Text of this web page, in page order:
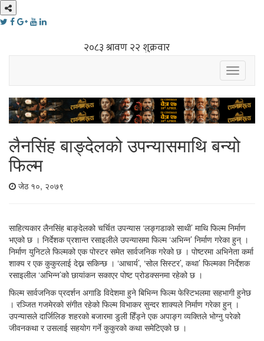
Toggle
लैनसिंह बाङ्देलको उपन्यासमाथि बन्यो
फिल्म
जेठ १०, २०७९
साहित्यकार लैनसिंह बाङ्देलको चर्चित उपन्यास ‘लङ्गडाको साथी’ माथि फिल्म निर्माण
भएको छ । निर्देशक प्रशान्त रसाइलीले उपन्यासमा फिल्म ‘अभिन्न’ निर्माण गरेका हुन् ।
निर्माण युनिटले फिल्मको एक पोस्टर समेत सार्वजनिक गरेको छ । पोष्टरमा अभिनेता कर्मा
शाक्य र एक कुकुरलाई देख्न सकिन्छ । ‘आचार्य’, ‘सोल सिस्टर’, कथा’ फिल्मका निर्देशक
रसाइलील ‘अभिन्न’को छायांकन सकाएर पोष्ट प्रोडक्सनमा रहेको छ ।
फिल्म सार्वजनिक प्रदर्शन अगाडि विदेशमा हुने बिभिन्न फिल्म फेस्टिभलमा सहभागी हुनेछ
। रञ्जित गजमेरको संगीत रहेको फिल्म विभाकर सुन्दर शाक्यले निर्माण गरेका हुन् ।
उपन्यासले दार्जिलिङ शहरको बजारमा डुली हिँड्ने एक अपाङ्ग व्यक्तिले भोग्नु परेको
जीवनकथा र उसलाई सहयोग गर्ने कुकुरको कथा समेटिएको छ ।